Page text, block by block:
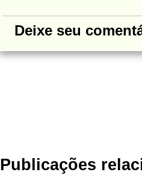
Deixe seu
Publicações